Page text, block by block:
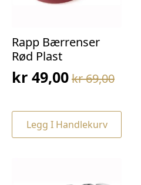
Rapp Bærrenser
Rød Plast
kr69,00
Opprinnelig
var:
kr 69,00.
kr 49,00
Nåværende
er:
kr 49,00.
Legg I Handlekurv